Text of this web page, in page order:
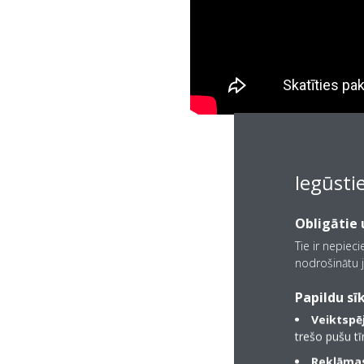
Obligātie
Tie ir
nodrošinātu
Papildu
trešo pušu